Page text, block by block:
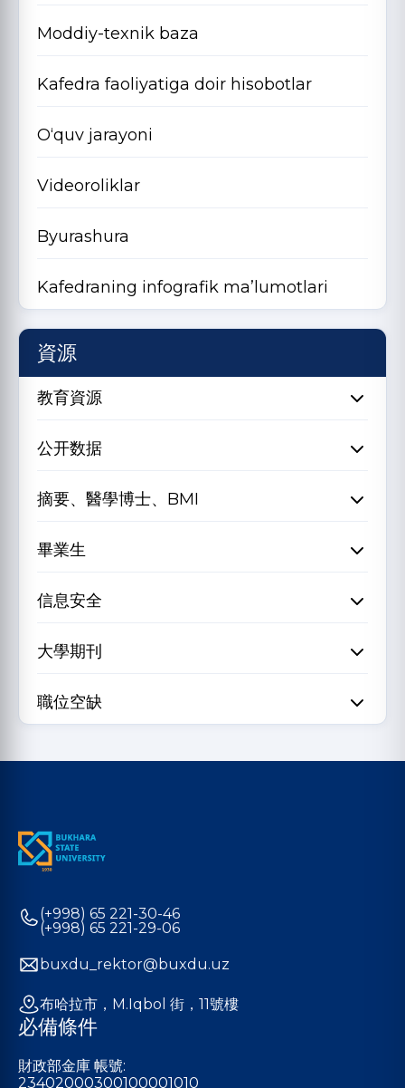
Moddiy-texnik baza
Kafedra faoliyatiga doir hisobotlar
O‘quv jarayoni
Videoroliklar
Byurashura
Kafedraning infografik ma’lumotlari
資源
教育資源
公开数据
摘要、醫學博士、BMI
畢業生
信息安全
大學期刊
職位空缺
(+998) 65 221-30-46
(+998) 65 221-29-06
buxdu_rektor@buxdu.uz
布哈拉市，M.Iqbol 街，11號樓
必備條件
財政部金庫 帳號:
23402000300100001010